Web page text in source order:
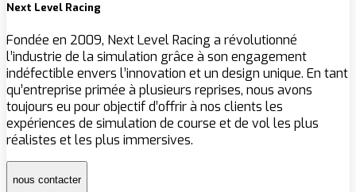
Next Level Racing
Fondée en 2009, Next Level Racing a révolutionné
l’industrie de la simulation grâce à son engagement
indéfectible envers l’innovation et un design unique. En tant
qu’entreprise primée à plusieurs reprises, nous avons
toujours eu pour objectif d’offrir à nos clients les
expériences de simulation de course et de vol les plus
réalistes et les plus immersives.
nous contacter